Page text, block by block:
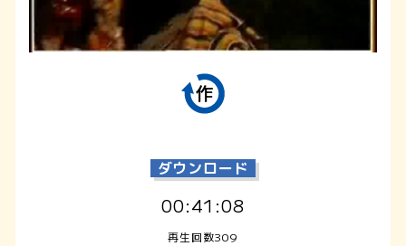
ダウンロード
00:41:08
再生回数309